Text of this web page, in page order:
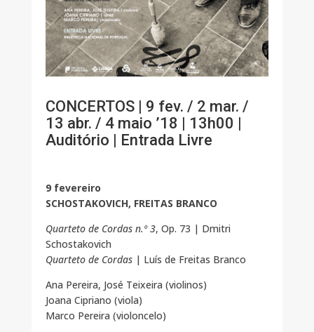
CONCERTOS | 9 fev. / 2 mar. /
13 abr. / 4 maio ’18 | 13h00 |
Auditório | Entrada Livre
9 fevereiro
SCHOSTAKOVICH, FREITAS BRANCO
Quarteto de Cordas n.º 3, Op. 73 | Dmitri
Schostakovich
Quarteto de Cordas| Luís de Freitas Branco
Ana Pereira, José Teixeira (violinos)
Joana Cipriano (viola)
Marco Pereira (violoncelo)